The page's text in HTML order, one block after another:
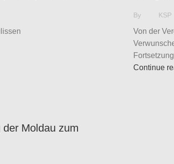
By KSP
Von der
Continue
Moldau zum